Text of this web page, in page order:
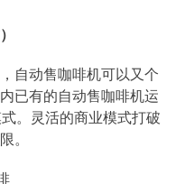
自动售咖啡机可以又个
已有的自动售咖啡机运
。灵活的商业模式打破
。